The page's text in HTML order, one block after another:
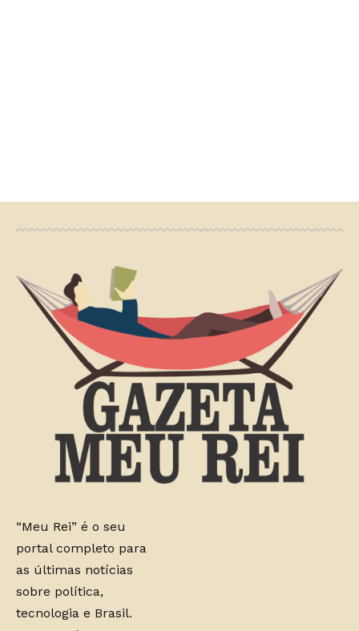
“Meu Rei” é o seu
portal completo para
as últimas notícias
sobre política,
tecnologia e Brasil.